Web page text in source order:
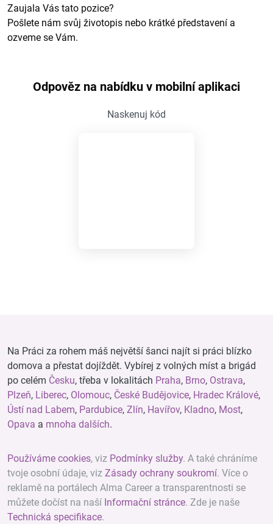
Zaujala Vás tato pozice?
Pošlete nám svůj životopis nebo krátké představení a
ozveme se Vám.
Odpověz na nabídku v mobilní aplikaci
Naskenuj kód
Na Práci za rohem máš největší šanci najít si práci blízko
domova a přestat dojíždět. Vybírej z volných míst a brigád
po celém Česku, třeba v lokalitách Praha, Brno, Ostrava,
Plzeň, Liberec, Olomouc, České Budějovice, Hradec Králové,
Ústí nad Labem, Pardubice, Zlín, Havířov, Kladno, Most,
Opava a mnoha dalších.
Používáme cookies, viz Podmínky služby. A také chráníme
tvoje osobní údaje, viz Zásady ochrany soukromí. Více o
reklamě na portálech Alma Career a transparentnosti se
můžete dočíst na naší Informační stránce. Zde je naše
Technická specifikace.